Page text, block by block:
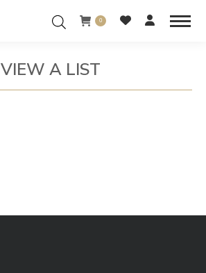
0
VIEW A LIST
You are here: